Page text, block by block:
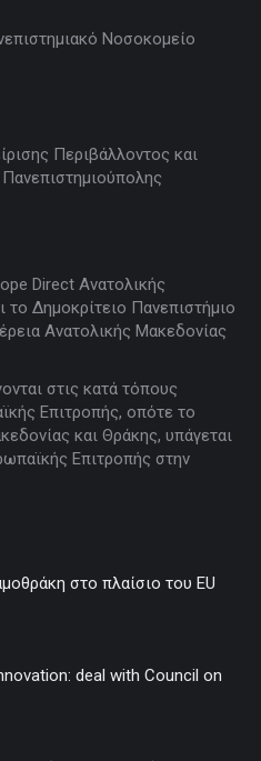
Νοσοκομείο
Περιβάλλοντος και
Direct Ανατολικής
το Δημοκρίτειο Πανεπιστήμιο
Ανατολικής Μακεδονίας
στις κατά τόπους
Επιτροπής, οπότε το
και Θράκης, υπάγεται
Επιτροπής στην
στο πλαίσιο του EU
deal with Council on